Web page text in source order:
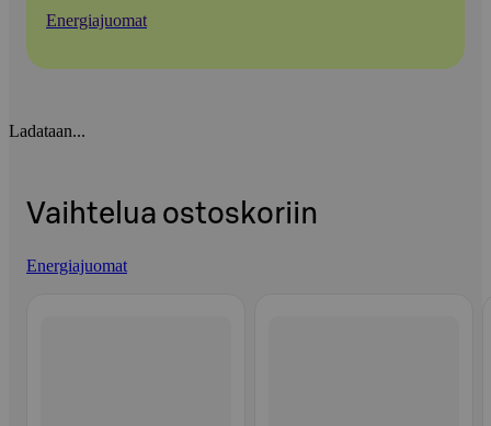
Energiajuomat
Ladataan...
Vaihtelua ostoskoriin
Energiajuomat